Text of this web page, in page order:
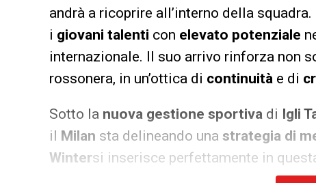
andrà a ricoprire all’interno della squadra.
i giovani talenti con elevato potenziale
internazionale. Il suo arrivo rinforza non
rossonera, in un’ottica di continuità e di
Sotto la nuova gestione sportiva di Igli
il Milan sta delineando una strategia di
Wintersi inserisce perfettamente in
talento emergente.